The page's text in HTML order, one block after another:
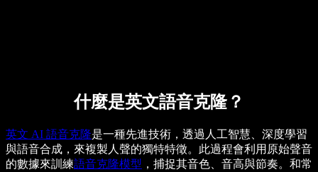
什麼是英文語音克隆？
英文 AI 語音克隆是一種先進技術，透過人工智慧、深度學習
與語音合成，來複製人聲的獨特特徵。此過程會利用原始聲音
的數據來訓練語音克隆模型 ，捕捉其音色、音高與節奏。和常